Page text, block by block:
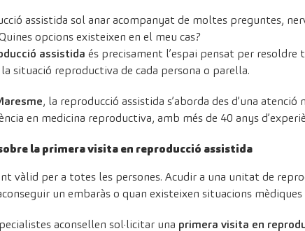
assistida sol anar acompanyat de moltes preguntes,
opcions existeixen en el meu cas?
assistida és precisament l’espai pensat per
situació reproductiva de cada persona o parella.
, la reproducció assistida s’aborda des d’una
en medicina reproductiva, amb més de 40 anys
la primera visita en reproducció assistida
vàlid per a totes les persones. Acudir a una unitat de
un embaràs o quan existeixen situacions
aconsellen sol·licitar una primera visita en